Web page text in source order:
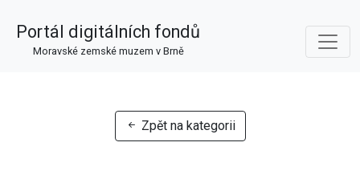
Portál digitálních fondů
Moravské zemské muzem v Brně
Zpět na kategorii